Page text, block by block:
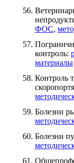
ФОС,
контроль:
материалы
Контроль
Болезни
Болезни